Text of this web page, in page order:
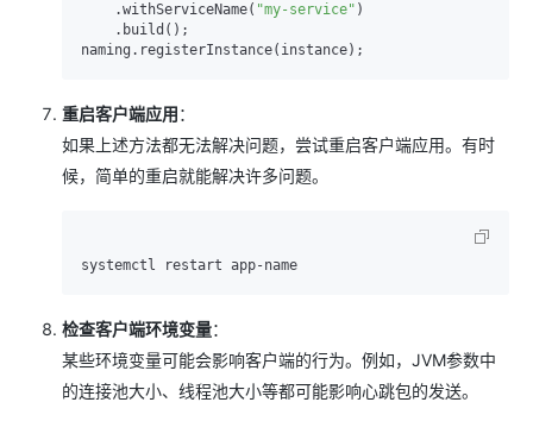
    .withServiceName(
"my-service" )
重启客户端应用：
如果上述方法都无法解决问题，尝试重启客户端应用。有时
候，简单的重启就能解决许多问题。
检查客户端环境变量：
某些环境变量可能会影响客户端的行为。例如，JVM参数中
的连接池大小、线程池大小等都可能影响心跳包的发送。